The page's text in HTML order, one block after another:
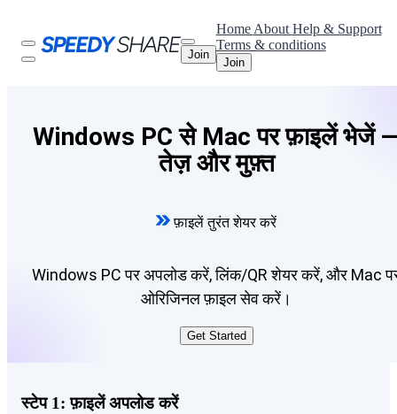
Join
Home About Help & Support
Terms & conditions
Join
Windows PC से Mac पर फ़ाइलें भेजें
तेज़ और मुफ़्त
फ़ाइलें तुरंत शेयर करें
Windows PC पर अपलोड करें, लिंक/QR शेयर करें, और Mac
ओरिजिनल फ़ाइल सेव करें।
Get Started
स्टेप 1: फ़ाइलें अपलोड करें